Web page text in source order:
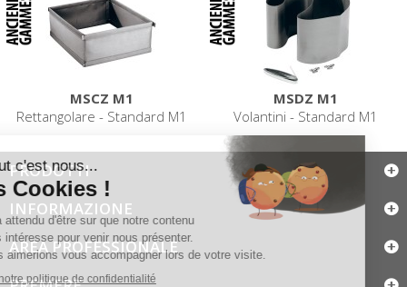
MSCZ M1
Rettangolare - Standard M1
MSDZ M1
Volantini - Standard M1
PRODOTTI
INFORMAZIONE
AREA PROFESSIONALE